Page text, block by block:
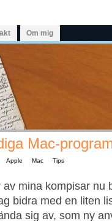
Om mig
Mac-
Apple Mac Tips
mina kompisar nu
bidra med en liten
sig av, som ny